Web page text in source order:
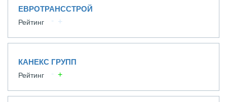
ЕВРОТРАНССТРОЙ
Рейтинг
КАНЕКС ГРУПП
Рейтинг